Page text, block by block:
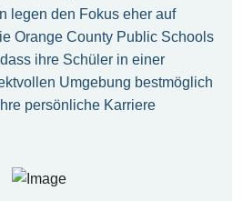
legen den Fokus eher auf
Orange County Public Schools
ihre Schüler in einer
Umgebung bestmöglich
persönliche Karriere